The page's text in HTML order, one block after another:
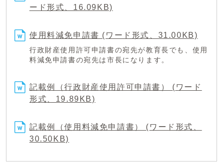
ード形式、16.09KB)
使用料減免申請書 (ワード形式、31.00KB)
行政財産使用許可申請書の宛先が教育長でも、使用
料減免申請書の宛先は市長になります。
記載例（行政財産使用許可申請書） (ワード
形式、19.89KB)
記載例（使用料減免申請書） (ワード形式、
30.50KB)